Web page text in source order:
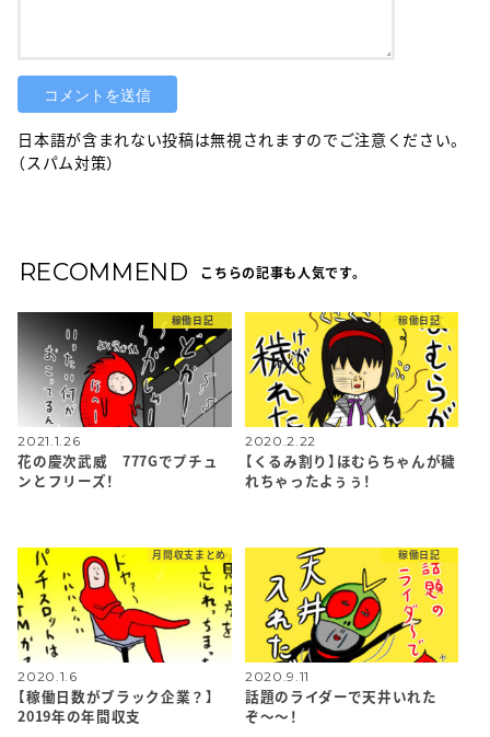
日本語が含まれない投稿は無視されますのでご注意ください。
（スパム対策）
RECOMMEND こちらの記事も人気です。
稼働日記
2021.1.26
花の慶次武威 777Gでプチュ
ンとフリーズ！
稼働日記
2020.2.22
【くるみ割り】ほむらちゃんが穢
れちゃったよぅぅ！
月間収支まとめ
2020.1.6
【稼働日数がブラック企業？】
2019年の年間収支
稼働日記
2020.9.11
話題のライダーで天井いれた
ぞ〜〜！